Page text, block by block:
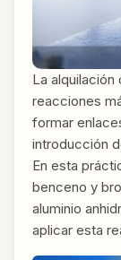
La
reacciones
formar
introducción
En esta
benceno y
aluminio
aplicar esta